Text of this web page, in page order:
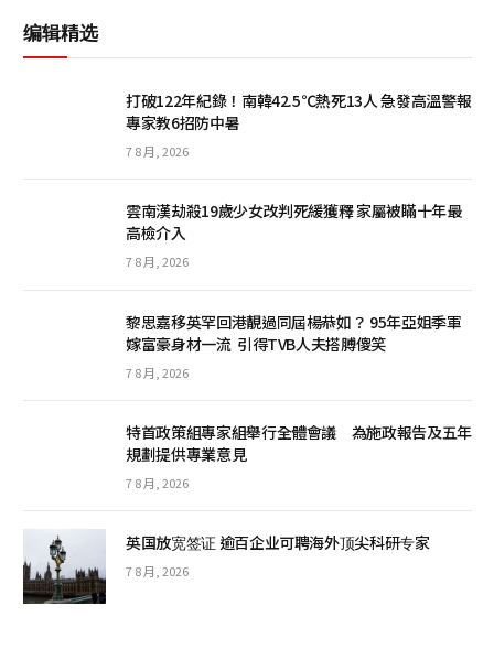
编辑精选
打破122年紀錄！南韓42.5℃熱死13人 急發高溫警報
專家教6招防中暑
7 8 月, 2026
雲南漢劫殺19歲少女改判死緩獲釋 家屬被瞞十年最
高檢介入
7 8 月, 2026
黎思嘉移英罕回港靚過同屆楊恭如？ 95年亞姐季軍
嫁富豪身材一流 引得TVB人夫搭膊傻笑
7 8 月, 2026
特首政策組專家組舉行全體會議 為施政報告及五年
規劃提供專業意見
7 8 月, 2026
英国放宽签证 逾百企业可聘海外顶尖科研专家
7 8 月, 2026